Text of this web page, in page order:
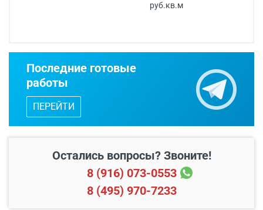
руб.кв.м
радиусе 20 км от него
Свыше 20 км от МКАД
Первый этаж от 900 руб.
Последние готовые
работы
ПЕРЕЙТИ
Остались вопросы? Звоните!
8 (916) 073-0553
8 (495) 970-7233